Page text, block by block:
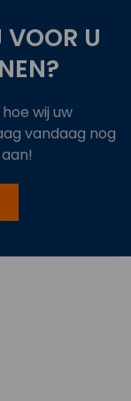
U
wij uw
vandaag nog